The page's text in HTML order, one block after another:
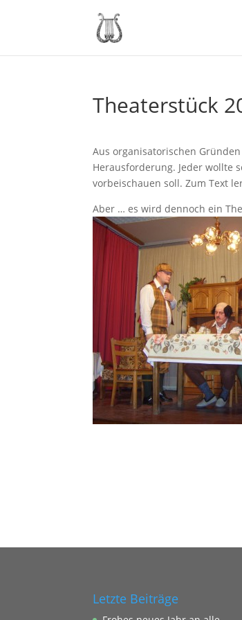
Theaterstück
Aus organisatorischen
Herausforderung. Jeder wollte
vorbeischauen soll. Zum Text
Aber … es wird dennoch ein
Letzte Beiträge